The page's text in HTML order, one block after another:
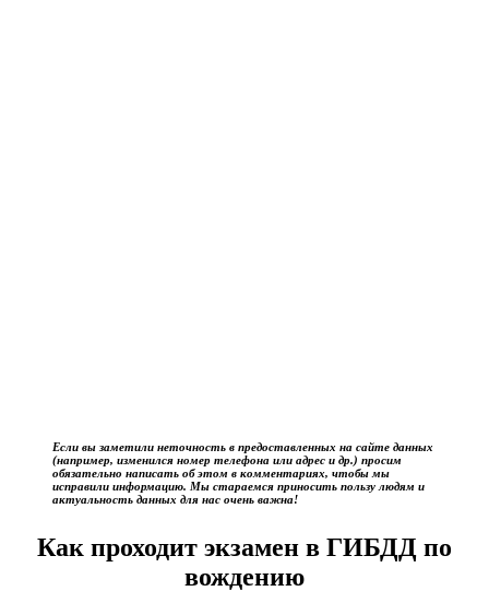
Если вы заметили неточность в предоставленных на сайте данных
(например, изменился номер телефона или адрес и др.) просим
обязательно написать об этом в комментариях, чтобы мы
исправили информацию. Мы стараемся приносить пользу людям и
актуальность данных для нас очень важна!
Как проходит экзамен в ГИБДД по
вождению